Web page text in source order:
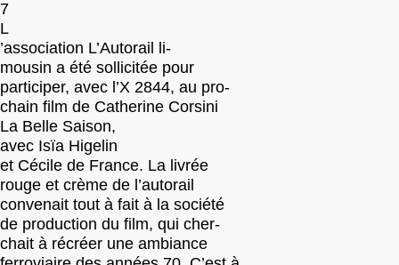
7
L
’association L’Autorail li-
mousin a été sollicitée pour
participer, avec l’X 2844, au pro-
chain film de Catherine Corsini
La Belle Saison,
avec Isïa Higelin
et Cécile de France. La livrée
rouge et crème de l’autorail
convenait tout à fait à la société
de production du film, qui cher-
chait à récréer une ambiance